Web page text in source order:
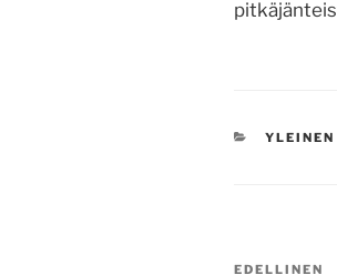
YLEINEN
EDELLINEN